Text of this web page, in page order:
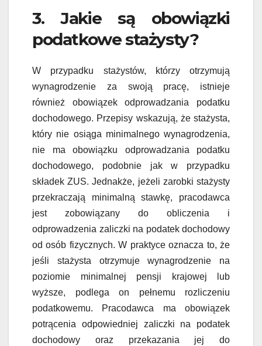
3. Jakie są obowiązki
podatkowe stażysty?
W przypadku stażystów, którzy otrzymują
wynagrodzenie za swoją pracę, istnieje
również obowiązek odprowadzania podatku
dochodowego. Przepisy wskazują, że stażysta,
który nie osiąga minimalnego wynagrodzenia,
nie ma obowiązku odprowadzania podatku
dochodowego, podobnie jak w przypadku
składek ZUS. Jednakże, jeżeli zarobki stażysty
przekraczają minimalną stawkę, pracodawca
jest zobowiązany do obliczenia i
odprowadzenia zaliczki na podatek dochodowy
od osób fizycznych. W praktyce oznacza to, że
jeśli stażysta otrzymuje wynagrodzenie na
poziomie minimalnej pensji krajowej lub
wyższe, podlega on pełnemu rozliczeniu
podatkowemu. Pracodawca ma obowiązek
potrącenia odpowiedniej zaliczki na podatek
dochodowy oraz przekazania jej do